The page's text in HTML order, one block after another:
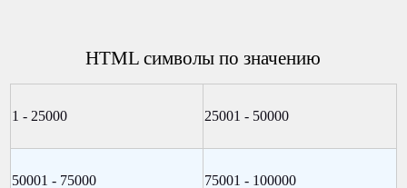
HTML символы по значению
1 - 25000 25001 - 50000
50001 - 75000 75001 - 100000